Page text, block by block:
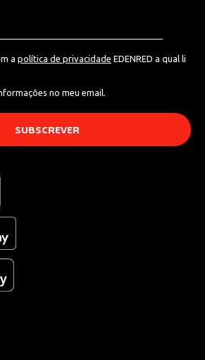
a política de privacidade EDENRED a qual li
no meu email.